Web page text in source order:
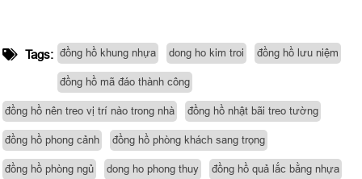
Tags: đồng hồ khung nhựa dong ho kim troi đồng hồ lưu niệm
đồng hồ mã đáo thành công
đồng hồ nên treo vị trí nào trong nhà đồng hồ nhật bãi treo tường
đồng hồ phong cảnh đồng hồ phòng khách sang trọng
đồng hồ phòng ngủ dong ho phong thuy đồng hồ quả lắc bằng nhựa